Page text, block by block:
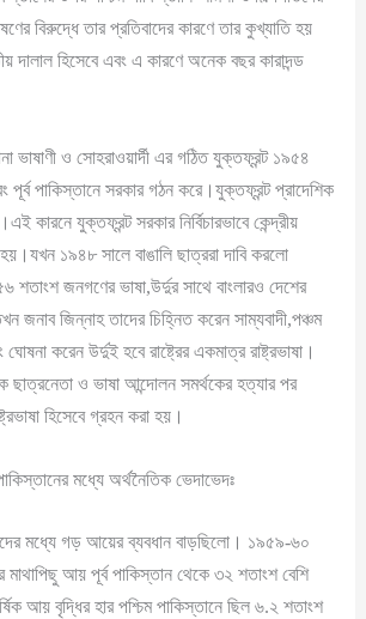
বিরুদ্ধে তার প্রতিবাদের কারণে তার কুখ্যাতি হয়
দালাল হিসেবে এবং এ কারণে অনেক বছর কারাদন্ড
ও সোহরাওয়ার্দী এর গঠিত যুক্তফ্রন্ট ১৯৫৪
পূর্ব পাকিস্তানে সরকার গঠন করে।যুক্তফ্রন্ট প্রাদেশিক
কারনে যুক্তফ্রন্ট সরকার নির্বিচারভাবে কেন্দ্রীয়
১৯৪৮ সালে বাঙালি ছাত্ররা দাবি করলো
শতাংশ জনগণের ভাষা,উর্দুর সাথে বাংলারও দেশের
জনাব জিন্নাহ তাদের চিহ্নিত করেন সাম্যবাদী,পঞ্চম
ঘোষনা করেন উর্দুই হবে রাষ্ট্রের একমাত্র রাষ্ট্রভাষা।
ছাত্রনেতা ও ভাষা আন্দোলন সমর্থকের হত্যার পর
হিসেবে গ্রহন করা হয়।
মধ্যে অর্থনৈতিক ভেদাভেদঃ
মধ্যে গড় আয়ের ব্যবধান বাড়ছিলো। ১৯৫৯-৬০
মাথাপিছু আয় পূর্ব পাকিস্তান থেকে ৩২ শতাংশ বেশি
আয় বৃদ্ধির হার পশ্চিম পাকিস্তানে ছিল ৬.২ শতাংশ